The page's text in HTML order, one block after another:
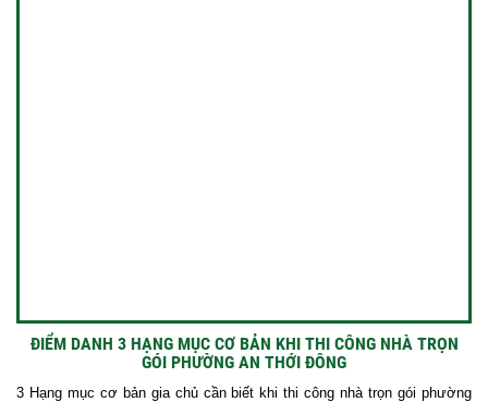
ĐIỂM DANH 3 HẠNG MỤC CƠ BẢN KHI THI CÔNG NHÀ TRỌN
GÓI PHƯỜNG AN THỚI ĐÔNG
3 Hạng mục cơ bản gia chủ cần biết khi thi công nhà trọn gói phường